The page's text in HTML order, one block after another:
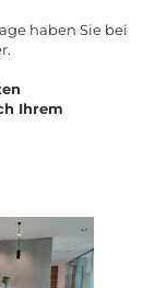
haben Sie bei
Ihrem